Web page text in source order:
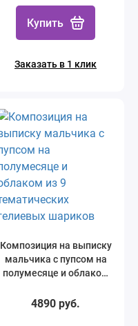
Купить
Заказать в 1 клик
Композиция на выписку
мальчика с пупсом на
полумесяце и облаком
гелиевых шариков
4890 руб.